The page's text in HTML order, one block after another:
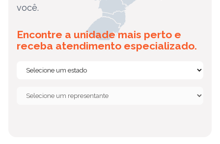
você.
Encontre a unidade mais perto e
receba atendimento especializado.